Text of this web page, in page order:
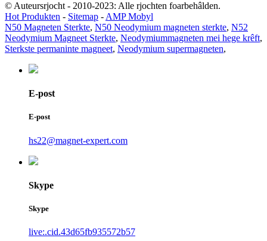
© Auteursrjocht - 2010-2023: Alle rjochten foarbehâlden.
Hot Produkten - Sitemap - AMP Mobyl
N50 Magneten Sterkte, N50 Neodymium magneten sterkte, N52
Neodymium Magneet Sterkte, Neodymiummagneten mei hege krêft,
Sterkste permaninte magneet, Neodymium supermagneten,
E-post
E-post
hs22@magnet-expert.com
Skype
Skype
live:.cid.43d65fb935572b57